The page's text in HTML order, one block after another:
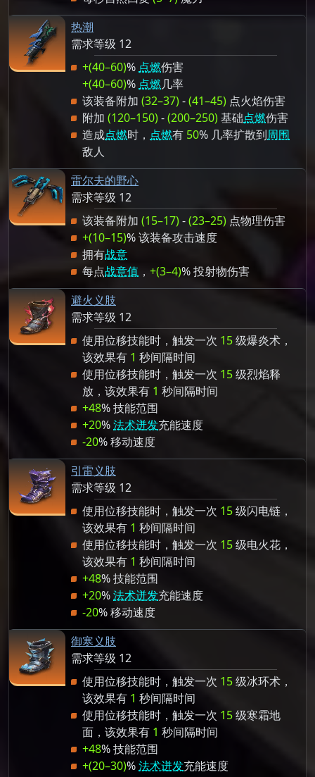
热潮
需求等级 12
+(40–60)% 点燃伤害
+(40–60)% 点燃几率
该装备附加 (32–37)-(41–45) 点火焰伤害
附加 (120–150)-(200–250)基础点燃伤害
造成点燃时， 点燃有 50% 几率扩散到周围
敌人
雷尔夫的野心
需求等级 12
该装备附加 (15–17)-(23–25) 点物理伤害
+(10–15)% 该装备攻击速度
拥有战意
每点战意值 ， +(3–4)% 投射物伤害
避火义肢
需求等级 12
使用位移技能时，触发一次 15级爆炎术，
该效果有 1 秒间隔时间
使用位移技能时，触发一次 15级烈焰释
放，该效果有 1 秒间隔时间
+48% 技能范围
+20%法术迸发充能速度
-20% 移动速度
引雷义肢
需求等级 12
使用位移技能时，触发一次 15级闪电链，
该效果有 1 秒间隔时间
使用位移技能时，触发一次 15级电火花，
该效果有 1 秒间隔时间
+48% 技能范围
+20%法术迸发充能速度
-20% 移动速度
御寒义肢
需求等级 12
使用位移技能时，触发一次 15级冰环术，
该效果有 1 秒间隔时间
使用位移技能时，触发一次 15级寒霜地
面，该效果有 1 秒间隔时间
+48% 技能范围
+(20–30)%法术迸发充能速度